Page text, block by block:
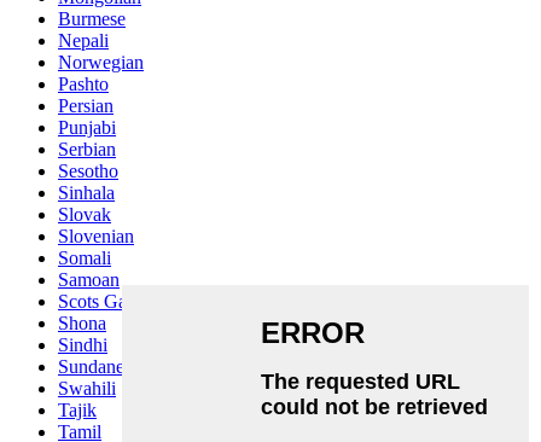
Burmese
Nepali
Norwegian
Pashto
Persian
Punjabi
Serbian
Sesotho
Sinhala
Slovak
Slovenian
Somali
Samoan
Scots Gaelic
Shona
Sindhi
Sundanese
Swahili
Tajik
Tamil